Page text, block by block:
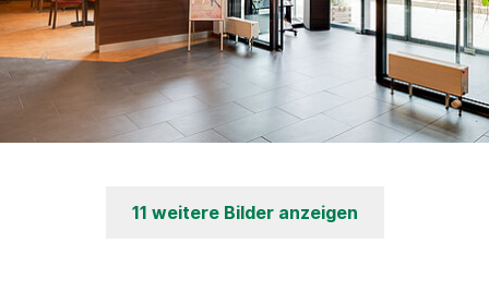
11 weitere Bilder anzeigen